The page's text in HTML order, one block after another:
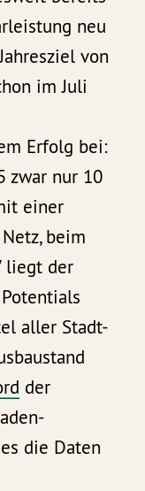
neu
von
im Juli
Erfolg bei:
zwar nur 10
einer
beim
liegt der
aller Stadt-
der
die Daten